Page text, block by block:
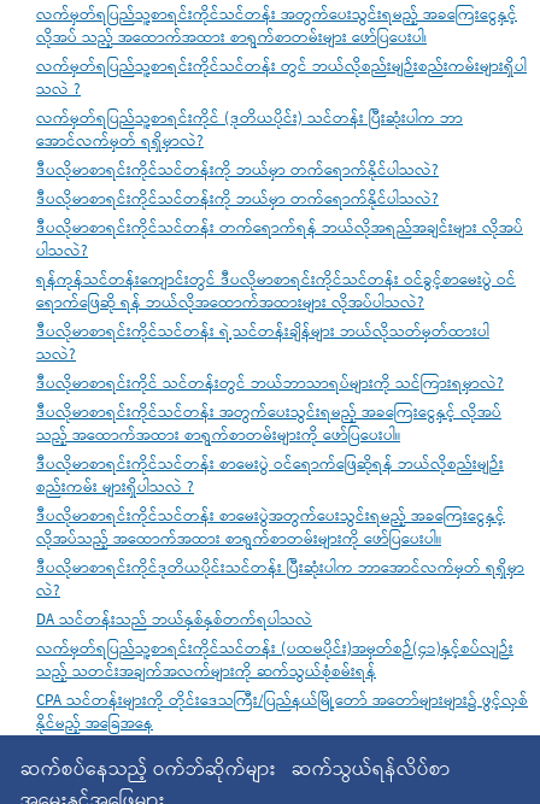
လက်မှတ်ရပြည်သူ့စာရင်းကိုင်သင်တန်း အတွက်ပေးသွင်းရမည့် အခကြေးငွေနှင့်
လိုအပ် သည့် အထောက်အထား စာရွက်စာတမ်းများ ဖော်ပြပေးပါ၊
လက်မှတ်ရပြည်သူ့စာရင်းကိုင်သင်တန်း တွင် ဘယ်လိုစည်းမျဉ်းစည်းကမ်းများရှိပါ
သလဲ ?
လက်မှတ်ရပြည်သူ့စာရင်းကိုင် (ဒုတိယပိုင်း) သင်တန်း ပြီးဆုံးပါက ဘာ
အောင်လက်မှတ် ရရှိမှာလဲ?
ဒီပလိုမာစာရင်းကိုင်သင်တန်းကို ဘယ်မှာ တက်ရောက်နိုင်ပါသလဲ?
ဒီပလိုမာစာရင်းကိုင်သင်တန်းကို ဘယ်မှာ တက်ရောက်နိုင်ပါသလဲ?
ဒီပလိုမာစာရင်းကိုင်သင်တန်း တက်ရောက်ရန် ဘယ်လိုအရည်အချင်းများ လိုအပ်
ပါသလဲ?
ရန်ကုန်သင်တန်းကျောင်းတွင် ဒီပလိုမာစာရင်းကိုင်သင်တန်း ဝင်ခွင့်စာမေးပွဲ ဝင်
ရောက်ဖြေဆို ရန် ဘယ်လိုအထောက်အထားများ လိုအပ်ပါသလဲ?
ဒီပလိုမာစာရင်းကိုင်သင်တန်း ရဲ့သင်တန်းချိန်များ ဘယ်လိုသတ်မှတ်ထားပါ
သလဲ?
ဒီပလိုမာစာရင်းကိုင် သင်တန်းတွင် ဘယ်ဘာသာရပ်များကို သင်ကြားရမှာလဲ?
ဒီပလိုမာစာရင်းကိုင်သင်တန်း အတွက်ပေးသွင်းရမည့် အခကြေးငွေနှင့် လိုအပ်
သည့် အထောက်အထား စာရွက်စာတမ်းများကို ဖော်ပြပေးပါ။
ဒီပလိုမာစာရင်းကိုင်သင်တန်း စာမေးပွဲ ဝင်ရောက်ဖြေဆိုရန် ဘယ်လိုစည်းမျဉ်း
စည်းကမ်း များရှိပါသလဲ ?
ဒီပလိုမာစာရင်းကိုင်သင်တန်း စာမေးပွဲအတွက်ပေးသွင်းရမည့် အခကြေးငွေနှင့်
လိုအပ်သည့် အထောက်အထား စာရွက်စာတမ်းများကို ဖော်ပြပေးပါ။
ဒီပလိုမာစာရင်းကိုင်ဒုတိယပိုင်းသင်တန်း ပြီးဆုံးပါက ဘာအောင်လက်မှတ် ရရှိမှာ
လဲ?
DA သင်တန်းသည် ဘယ်နှစ်နှစ်တက်ရပါသလဲ
လက်မှတ်ရပြည်သူ့စာရင်းကိုင်သင်တန်း (ပထမပိုင်း)အမှတ်စဉ်(၄၁)နှင့်စပ်လျဉ်း
သည့် သတင်းအချက်အလက်များကို ဆက်သွယ်စုံစမ်းရန်
CPA သင်တန်းများကို တိုင်းဒေသကြီး/ပြည်နယ်မြို့တော် အတော်များများ၌ ဖွင့်လှစ်
နိုင်မည့် အခြေအနေ
ဆက်စပ်နေသည့် ဝက်ဘ်ဆိုက်များ ဆက်သွယ်ရန်လိပ်စာ